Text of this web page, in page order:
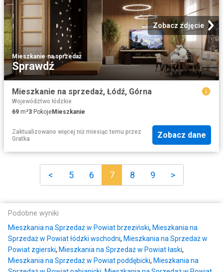
Zobacz zdjęcie
Mieszkanie·na sprzedaż
Sprawdź
Mieszkanie na sprzedaż, Łódź, Górna
Województwo łódzkie
69 m²3 PokojeMieszkanie
Zaktualizowano więcej niż miesiąc temu przez
Gratka
Zobacz dane
< 5 6 7 8 9 >
Podobne wyniki
Mieszkania na Sprzedaż w Powiat brzeziński, Mieszkania na
Sprzedaż w Powiat łódzki wschodni, Mieszkania na Sprzedaż w
Powiat zgierski, Mieszkania na Sprzedaż w Powiat łaski,
Mieszkania na Sprzedaż w Powiat poddębicki, Mieszkania na